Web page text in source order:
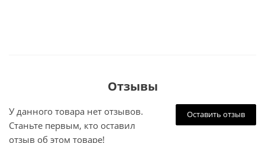
Отзывы
Оставить отзыв
У данного товара нет отзывов.
Станьте первым, кто оставил
отзыв об этом товаре!